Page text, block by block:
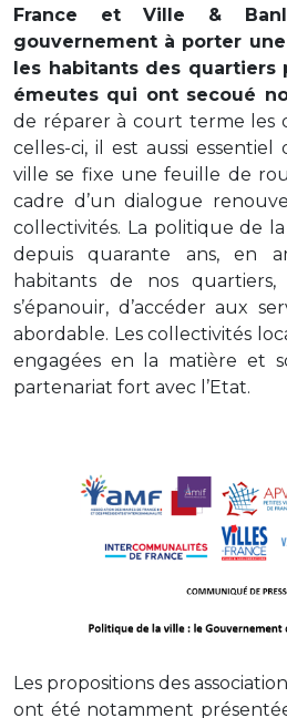
France et Ville &
gouvernement à porter
les habitants des quartiers
émeutes qui ont secoué
de réparer à court terme les
celles-ci, il est aussi
ville se fixe une feuille de
cadre d’un dialogue
collectivités. La politique de
depuis quarante ans, en
habitants de nos
s’épanouir, d’accéder aux
abordable. Les collectivités
engagées en la matière et
partenariat fort avec l’Etat.
Les propositions des
ont été notamment